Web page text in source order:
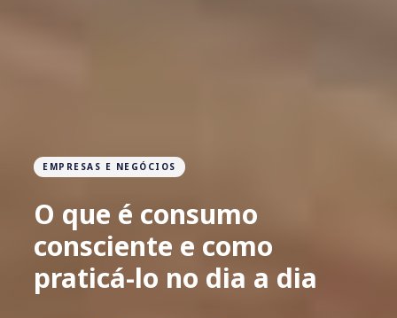
EMPRESAS E NEGÓCIOS
O que é consumo
consciente e como
praticá-lo no dia a dia